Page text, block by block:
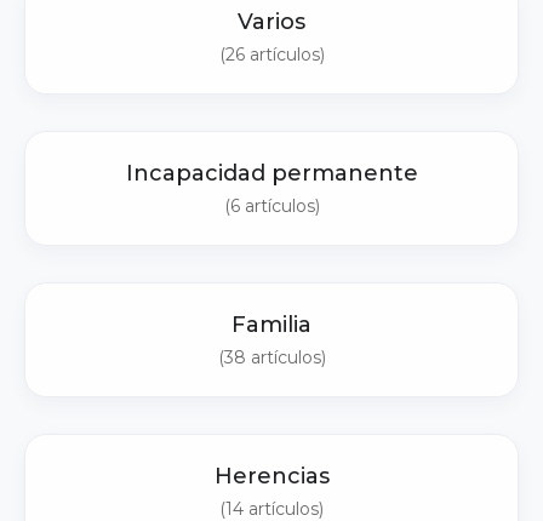
Varios
(26 artículos)
Incapacidad permanente
(6 artículos)
Familia
(38 artículos)
Herencias
(14 artículos)